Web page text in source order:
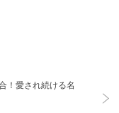
！愛され続ける名